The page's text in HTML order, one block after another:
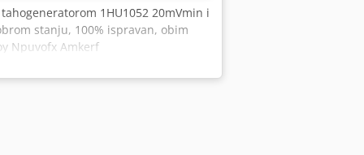
1HU1052 20mVmin i
stanju, 100% ispravan, obim
Npuvofx Amkerf